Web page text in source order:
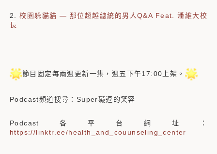
2.校園躲貓貓 — 那位超越總統的男人Q&A Feat. 潘維大校
長
節目固定每兩週更新一集，週五下午17:00上架。
Podcast頻道搜尋：Super礙逗的笑容
Podcast各平台網址：
https://linktr.ee/health_and_couunseling_center